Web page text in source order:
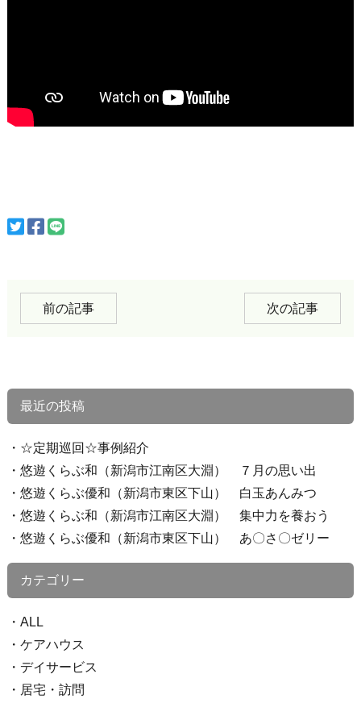
前の記事 次の記事
最近の投稿
☆定期巡回☆事例紹介
悠遊くらぶ和（新潟市江南区大淵） ７月の思い出
悠遊くらぶ優和（新潟市東区下山） 白玉あんみつ
悠遊くらぶ和（新潟市江南区大淵） 集中力を養おう
悠遊くらぶ優和（新潟市東区下山） あ〇さ〇ゼリー
カテゴリー
ALL
ケアハウス
デイサービス
居宅・訪問